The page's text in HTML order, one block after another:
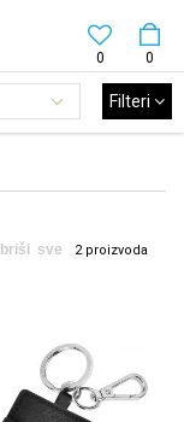
0
0
Filteri
2proizvoda
sve